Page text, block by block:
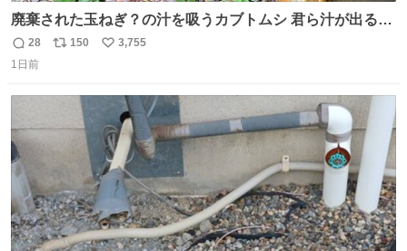
廃棄された玉ねぎ？の汁を吸うカブトムシ 君ら汁が出る植
物ならなんでもいいのかよ… まあ害虫だよねこりゃ 他には
カナブンや黒ゴキが来ていた
返
信
28
リ
数
150
い
3,755
1日前